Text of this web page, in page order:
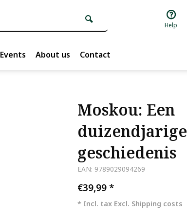
Help
Events About us Contact
Moskou: Een
duizendjarige
geschiedenis
EAN: 9789029094269
€39,99*
* Incl. tax Excl. Shipping costs